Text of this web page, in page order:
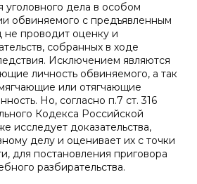
уголовного дела в особом
обвиняемого с предъявленным
проводит оценку и
собранных в ходе
Исключением являются
личность обвиняемого, а так
или отягчающие
Но, согласно п.7 ст. 316
Кодекса Российской
исследует доказательства,
делу и оценивает их с точки
для постановления приговора
разбирательства.